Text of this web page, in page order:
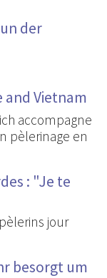
der
and Vietnam
accompagne
pèlerinage en
: "Je te
jour
besorgt um